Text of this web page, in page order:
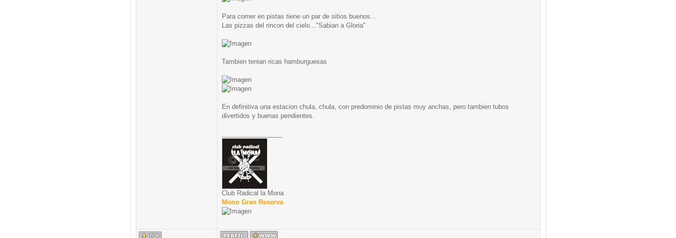
Para comer en pistas tiene un par de sitios buenos...
Las pizzas del rincon del cielo..."Sabian a Gloria"
Tambien tenian ricas hamburguesas
En definitiva una estacion chula, chula, con predominio de pistas muy anchas, pero tambien tubos
divertidos y buenas pendientes.
Club Radical la Mona
Mono Gran Reserva